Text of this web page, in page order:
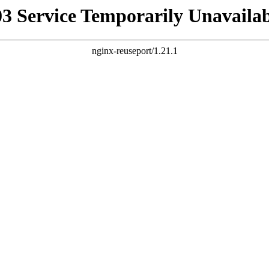
Service Temporarily
nginx-reuseport/1.21.1